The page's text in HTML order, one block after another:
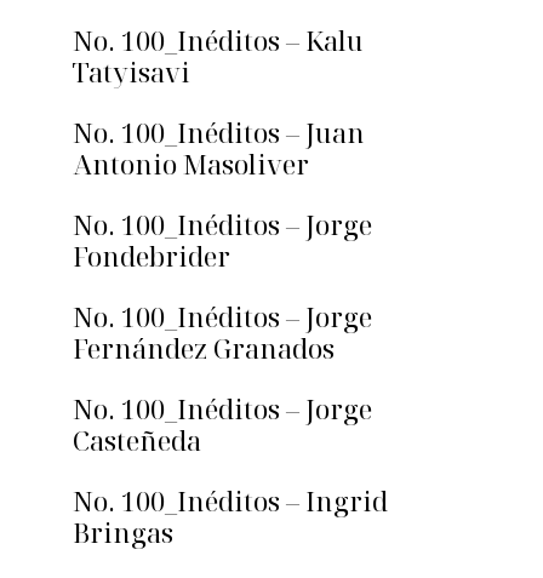
No. 100_Inéditos – Kalu
Tatyisavi
No. 100_Inéditos – Juan
Antonio Masoliver
No. 100_Inéditos – Jorge
Fondebrider
No. 100_Inéditos – Jorge
Fernández Granados
No. 100_Inéditos – Jorge
Casteñeda
No. 100_Inéditos – Ingrid
Bringas